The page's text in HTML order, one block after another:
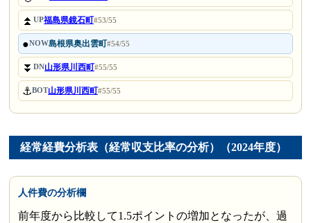
⏫UP福島県鏡石町#53/55
●NOW島根県奥出雲町#54/55
⏬DN山形県川西町#55/55
⚓BOT山形県川西町#55/55
経常経費分析表（経常収支比率の分析）（2024年度）
人件費の分析欄
前年度から比較して1.5ポイントの増加となったが、過